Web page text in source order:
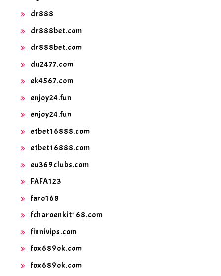
dr888
dr888bet.com
dr888bet.com
du2477.com
ek4567.com
enjoy24.fun
enjoy24.fun
etbet16888.com
etbet16888.com
eu369clubs.com
FAFA123
faro168
fcharoenkit168.com
finnivips.com
fox689ok.com
fox689ok.com